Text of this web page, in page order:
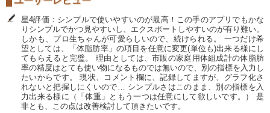
星4評価：シンプルで使いやすいのが最高！この手のアプリでもかな
りシンプルでかつ見やすいし、エクスポートしやすいのが有り難い。
しかも、プロ生ちゃんが可愛らしいので、続けられる。 一つだけ希
望としては、「体脂肪率」の項目を任意に変更(単位も)出来る様にし
てもらえると完璧。 理由としては、市販の家庭用体組成計の体脂肪
率の精度はとても使い物になるものでは無いので、別の指標を入力し
たいからです。 現状、コメント欄に、記録してますが、グラフ化さ
れないと把握しにくいので… シンプルさはこのまま、別の指標を入
力出来る様に（「体重」ともう一つは任意にして欲しいです。） 是
非とも、この点は改善検討して頂きたいです。